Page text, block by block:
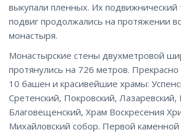
выкупали пленных. Их
подвиг продолжались на протяжении
монастыря.
Монастырские стены двухметровой
протянулись на 726 метров. Прекрасно
10 башен и красивейшие храмы:
Сретенский, Покровский, Лазаревский,
Благовещенский, Храм Воскресения
Михайловский собор. Первой каменной